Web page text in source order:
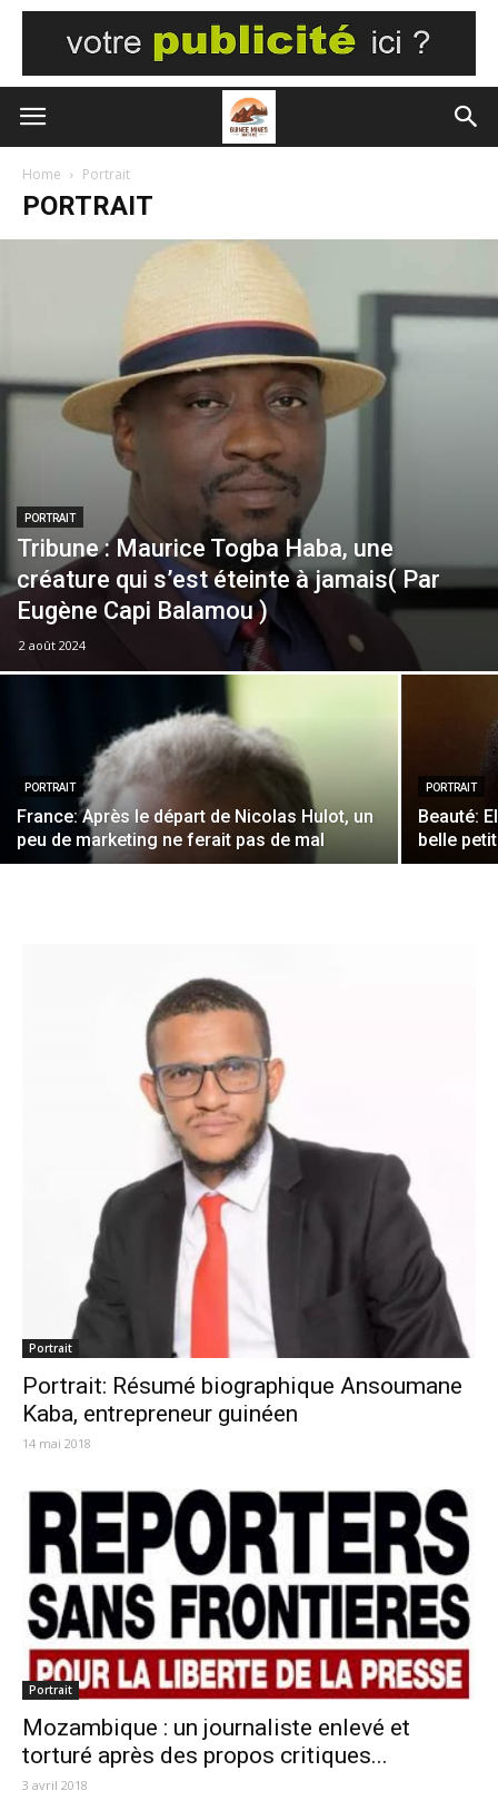
Home Portrait
PORTRAIT
PORTRAIT
Tribune : Maurice Togba Haba, une
créature qui s’est éteinte à jamais( Par
Eugène Capi Balamou )
2 août 2024
PORTRAIT
France: Après le départ de Nicolas Hulot, un
peu de marketing ne ferait pas de mal
PORTRAIT
Beauté:
belle
Portrait
Portrait: Résumé biographique Ansoumane
Kaba, entrepreneur guinéen
14 mai 2018
Portrait
Mozambique : un journaliste enlevé et
torturé après des propos critiques...
3 avril 2018